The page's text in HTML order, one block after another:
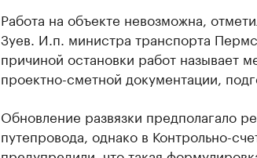
Работа на объекте невозможна,
Зуев. И.п. министра транспорта
причиной остановки работ называет
проектно-сметной документации,
Обновление развязки предполагало
путепровода, однако в Контрольно-